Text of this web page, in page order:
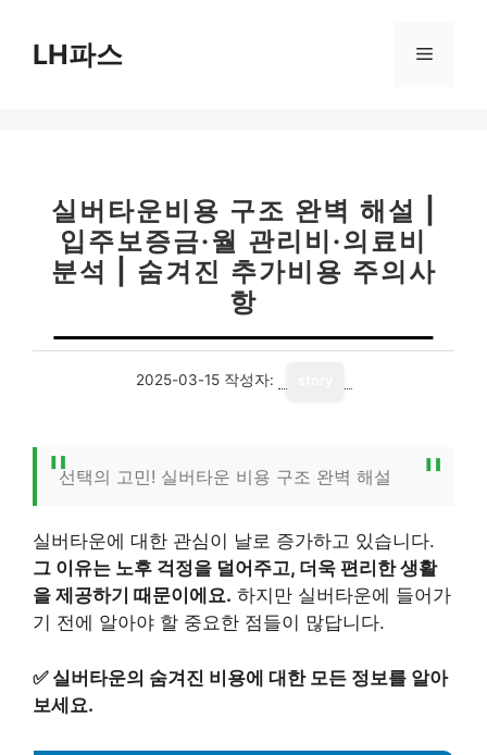
LH파스 메
실버타운비용 구조 완벽 해설 |
입주보증금·월 관리비·의료비
분석 | 숨겨진 추가비용 주의사
항
2025-03-15 작성자:
선택의 고민! 실버타운 비용 구조 완벽 해설
실버타운에 대한 관심이 날로 증가하고 있습니다.
그 이유는 노후 걱정을 덜어주고, 더욱 편리한 생활
을 제공하기 때문이에요. 하지만 실버타운에 들어가
기 전에 알아야 할 중요한 점들이 많답니다.
✅ 실버타운의 숨겨진 비용에 대한 모든 정보를 알아
보세요.